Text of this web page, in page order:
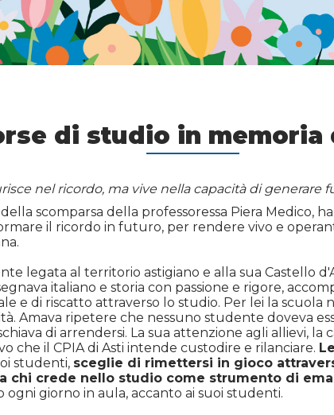
di studio in
nel ricordo, ma vive nella capacità di generare
scomparsa della professoressa Piera Medico,
il ricordo in futuro, per rendere vivo e
legata al territorio astigiano e alla sua Castello
italiano e storia con passione e rigore,
e di riscatto attraverso lo studio. Per lei la scuola
Amava ripetere che nessuno studente doveva
di arrendersi. La sua attenzione agli allievi, la
che il CPIA di Asti intende custodire e rilanciare.
studenti, sceglie di rimettersi in gioco
chi crede nello studio come strumento di
giorno in aula, accanto ai suoi studenti.